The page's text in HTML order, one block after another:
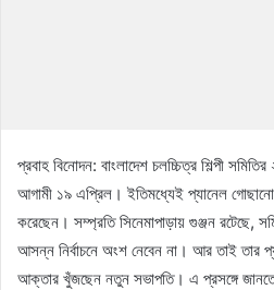
প্রবাহ বিনোদন: বাংলাদেশ চলচ্চিত্র শিল্পী সমিতির
আগামী ১৯ এপ্রিল। ইতিমধ্যেই প্যানেল
করেছেন। সম্প্রতি সিনেমাপাড়ায় গুঞ্জন রটেছে,
আসন্ন নির্বাচনে অংশ নেবেন না। আর তাই তার
আক্তার খুঁজছেন নতুন সভাপতি। এ প্রসঙ্গে জানতে